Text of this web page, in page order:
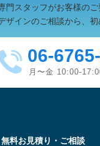
門スタッフがお客様の
ザインのご相談から、
06-
月〜金 10:00-
無料お見積り・ご相談